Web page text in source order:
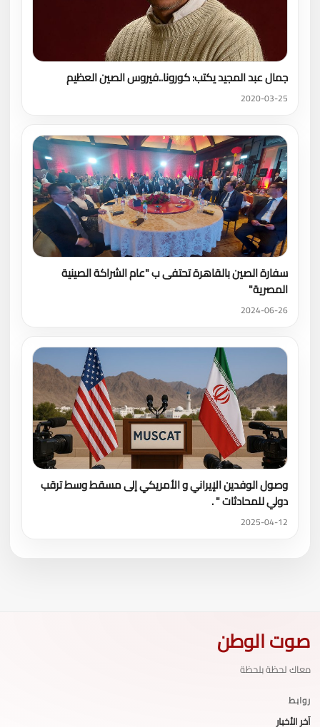
جمال عبد المجيد يكتب: كورونا..فيروس الصين العظيم
2020-03-25
سفارة الصين بالقاهرة تحتفى ب "عام الشراكة الصينية
المصرية"
2024-06-26
وصول الوفدين الإيراني و الأمريكي إلى مسقط وسط ترقب
دولي للمحادثات " .
2025-04-12
صوت الوطن
معاك لحظة بلحظة
روابط
آخر الأخبار